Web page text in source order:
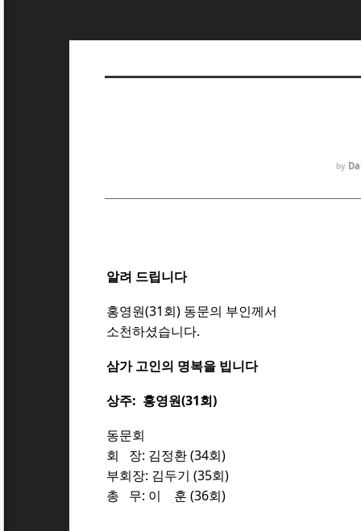
by
알려 드립니다
홍영원(31회) 동문의 부인께서
소천하셨습니다.
삼가 고인의 명복을 빕니다
상주: 홍영원(31회)
동문회
회 장: 김정환 (34회)
부회장: 김두기 (35회)
총 무: 이 훈 (36회)